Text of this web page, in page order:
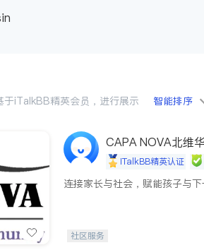
于iTalkBB精英会员，进行展示 智能排序
CAPA NOVA北维
iTalkBB精英认证
连接家长与社会，赋能孩子与
社区服务